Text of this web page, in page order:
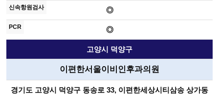
◎
◎
고양시 덕양구
이편한서울이비인후과의원
경기도 고양시 덕양구 동송로 33, 이편한세상시티삼송 상가동